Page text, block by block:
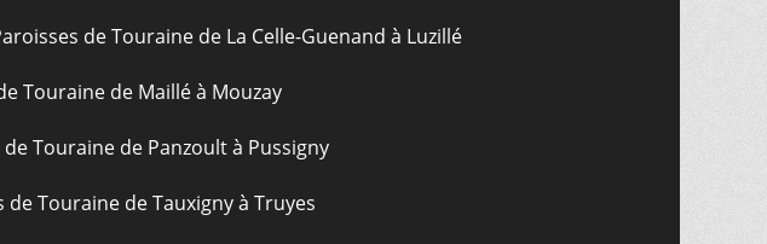
de Touraine de La Celle-Guenand à Luzillé
Touraine de Maillé à Mouzay
de Touraine de Panzoult à Pussigny
de Touraine de Tauxigny à Truyes